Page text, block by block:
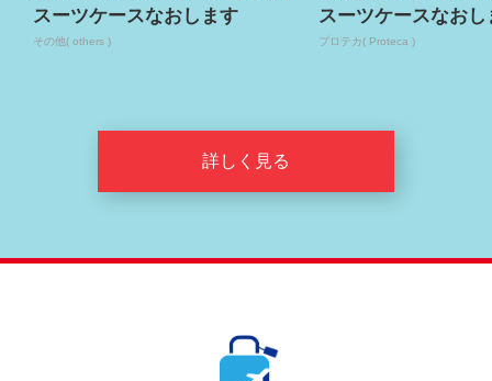
スーツケースなおします
その他( others )
スーツケースなおし
プロテカ( Proteca )
詳しく見る